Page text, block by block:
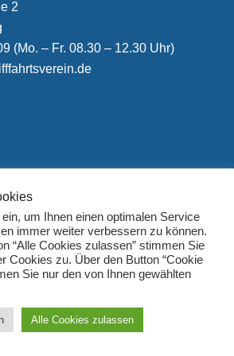
2
(Mo. – Fr. 08.30 – 12.30 Uhr)
um Ihnen einen optimalen Service
immer weiter verbessern zu können.
“Alle Cookies zulassen” stimmen Sie
Cookies zu. Über den Button “Cookie
Sie nur den von Ihnen gewählten
Alle Cookies zulassen